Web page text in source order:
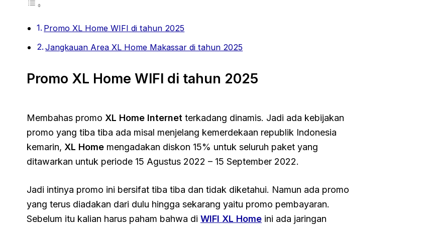
Promo XL Home WIFI di tahun 2025
Jangkauan Area XL Home Makassar di tahun 2025
Promo XL Home WIFI di tahun 2025
Membahas promo XL Home Internet terkadang dinamis. Jadi ada kebijakan
promo yang tiba tiba ada misal menjelang kemerdekaan republik Indonesia
kemarin, XL Home mengadakan diskon 15% untuk seluruh paket yang
ditawarkan untuk periode 15 Agustus 2022 – 15 September 2022.
Jadi intinya promo ini bersifat tiba tiba dan tidak diketahui. Namun ada promo
yang terus diadakan dari dulu hingga sekarang yaitu promo pembayaran.
Sebelum itu kalian harus paham bahwa di WIFI XL Home ini ada jaringan